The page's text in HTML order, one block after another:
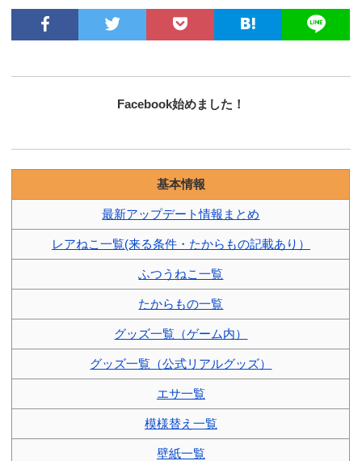
Facebook始めました！
基本情報
最新アップデート情報まとめ
レアねこ一覧(来る条件・たからもの記載あり）
ふつうねこ一覧
たからもの一覧
グッズ一覧（ゲーム内）
グッズ一覧（公式リアルグッズ）
エサ一覧
模様替え一覧
壁紙一覧